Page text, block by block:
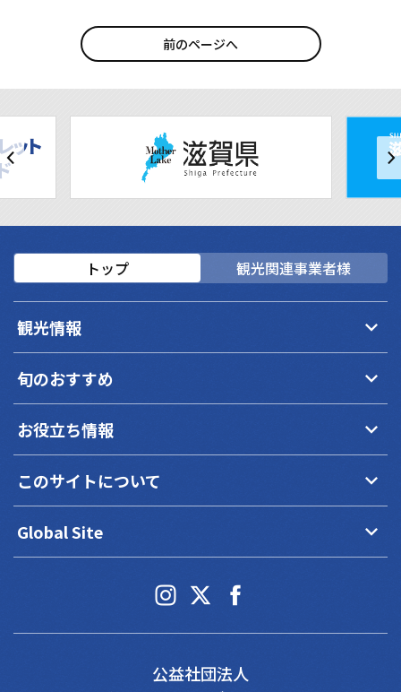
前のページへ
トップ 観光関連事業者様
観光情報 keyboard_arrow_down
旬のおすすめ keyboard_arrow_down
お役立ち情報 keyboard_arrow_down
このサイトについて keyboard_arrow_down
Global Site keyboard_arrow_down
公益社団法人